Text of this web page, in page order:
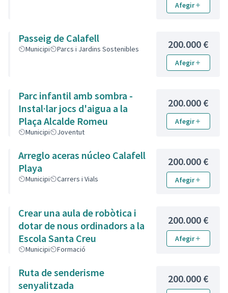
Afegir
Passeig de Calafell
Municipi Parcs i Jardins Sostenibles 200.000 €
Afegir
Parc infantil amb sombra -
Instal·lar jocs d'aigua a la
Plaça Alcalde Romeu
Municipi Joventut
200.000 €
Afegir
Arreglo aceras núcleo Calafell
Playa
Municipi Carrers i Vials
200.000 €
Afegir
Crear una aula de robòtica i
dotar de nous ordinadors a la
Escola Santa Creu
Municipi Formació
200.000 €
Afegir
Ruta de senderisme
senyalitzada
200.000 €